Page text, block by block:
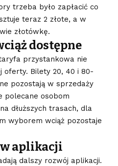
trzeba było zapłacić co
teraz 2 złote, a w
złotówkę.
dostępne
przystankowa nie
oferty. Bilety 20, 40 i 80-
pozostają w sprzedaży
polecane osobom
dłuższych trasach, dla
wyborem wciąż pozostaje
aplikacji
dalszy rozwój aplikacji.